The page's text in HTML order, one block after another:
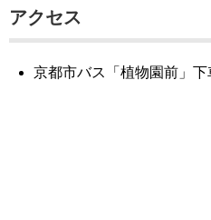
アクセス
京都市バス「植物園前」